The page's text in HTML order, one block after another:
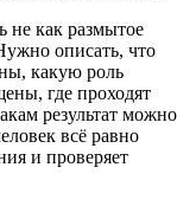
не как размытое
описать, что
какую роль
где проходят
результат можно
всё равно
и проверяет